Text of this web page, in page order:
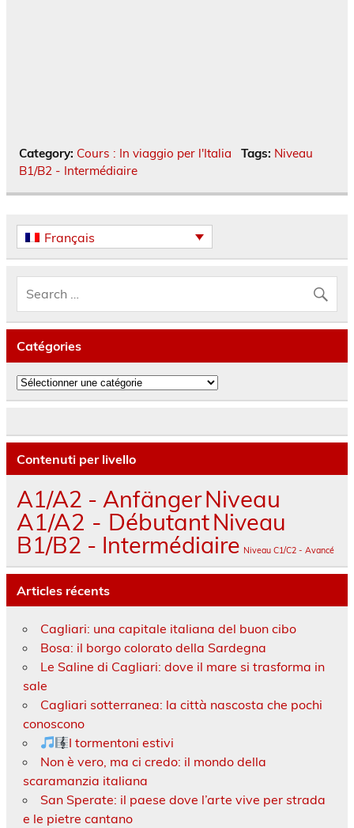
Category: Cours : In viaggio per l'Italia Tags: Niveau
B1/B2 - Intermédiaire
Français
Catégories
Catégories
Contenuti per livello
A1/A2 - AnfängerNiveau
A1/A2 - DébutantNiveau
B1/B2 - Intermédiaire Niveau C1/C2 - Avancé
Articles récents
Cagliari: una capitale italiana del buon cibo
Bosa: il borgo colorato della Sardegna
Le Saline di Cagliari: dove il mare si trasforma in
sale
Cagliari sotterranea: la città nascosta che pochi
conoscono
I tormentoni estivi
Non è vero, ma ci credo: il mondo della
scaramanzia italiana
San Sperate: il paese dove l’arte vive per strada
e le pietre cantano